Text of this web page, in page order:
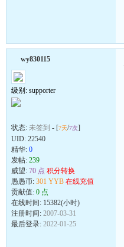
wy830115
级别: supporter
状态: 未签到 - [7天/7次]
UID: 22540
精华: 0
发帖: 239
威望: 70 点 积分转换
愚愚币: 301 YYB 在线充值
贡献值: 0 点
在线时间: 15382(小时)
注册时间: 2007-03-31
最后登录: 2022-01-25